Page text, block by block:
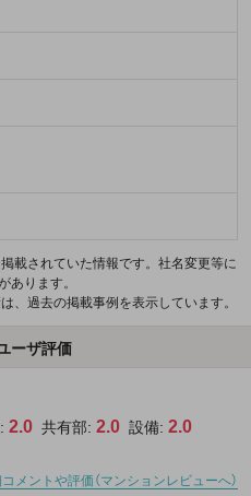
載されていた情報です。社名変更等に
あります。
、過去の掲載事例を表示しています。
ーザ評価
2.0 共有部: 2.0 設備: 2.0
メントや評価（マンションレビューへ）